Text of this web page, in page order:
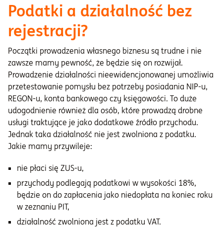
Podatki a działalność bez
rejestracji?
Początki prowadzenia własnego biznesu są trudne i nie
zawsze mamy pewność, że będzie się on rozwijał.
Prowadzenie działalności nieewidencjonowanej umożliwia
przetestowanie pomysłu bez potrzeby posiadania NIP-u,
REGON-u, konta bankowego czy księgowości. To duże
udogodnienie również dla osób, które prowadzą drobne
usługi traktujące je jako dodatkowe źródło przychodu.
Jednak taka działalność nie jest zwolniona z podatku.
Jakie mamy przywileje:
nie płaci się ZUS-u,
przychody podlegają podatkowi w wysokości 18%,
będzie on do zapłacenia jako niedopłata na koniec roku
w zeznaniu PIT,
działalność zwolniona jest z podatku VAT.